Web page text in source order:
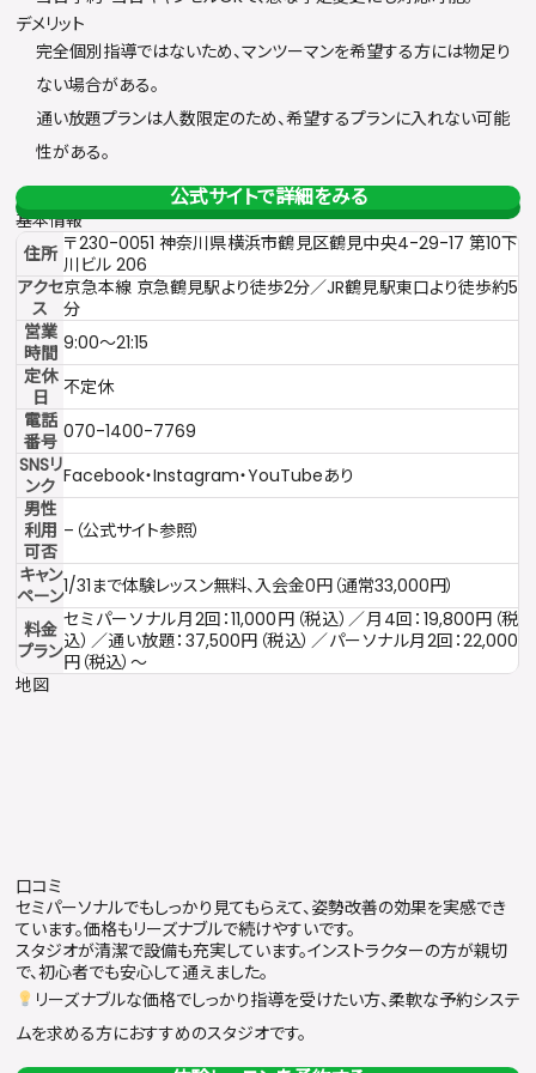
デメリット
完全個別指導ではないため、マンツーマンを希望する方には物足り
ない場合がある。
通い放題プランは人数限定のため、希望するプランに入れない可能
性がある。
公式サイトで詳細をみる
基本情報
住所 〒230-0051 神奈川県横浜市鶴見区鶴見中央4-29-17 第10下
川ビル 206
アクセ
ス
京急本線 京急鶴見駅より徒歩2分／JR鶴見駅東口より徒歩約5
分
営業
時間 9:00〜21:15
定休
日
不定休
電話
番号 070-1400-7769
SNSリ
ンク Facebook・Instagram・YouTubeあり
男性
利用
可否
–（公式サイト参照）
キャン
ペーン1/31まで体験レッスン無料、入会金0円（通常33,000円）
料金
プラン
セミパーソナル月2回：11,000円（税込）／月4回：19,800円（税
込）／通い放題：37,500円（税込）／パーソナル月2回：22,000
円（税込）〜
地図
口コミ
セミパーソナルでもしっかり見てもらえて、姿勢改善の効果を実感でき
ています。価格もリーズナブルで続けやすいです。
スタジオが清潔で設備も充実しています。インストラクターの方が親切
で、初心者でも安心して通えました。
リーズナブルな価格でしっかり指導を受けたい方、柔軟な予約システ
ムを求める方におすすめのスタジオです。